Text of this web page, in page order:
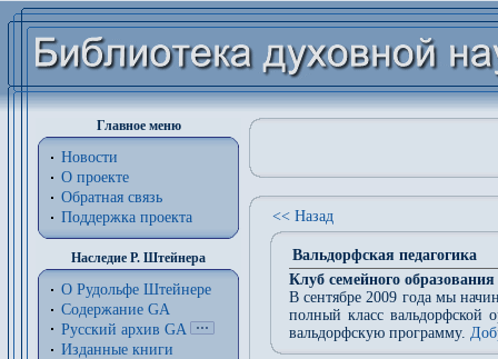
Главное меню
Новости
О проекте
Обратная связь
Поддержка проекта
Наследие Р. Штейнера
О Рудольфе Штейнере
Содержание GA
Русский архив GA
Изданные книги
<< Назад
Вальдорфская педагогика
Клуб семейного
В сентябре 2009 года мы
полный класс вальдорфской
вальдорфскую программу.